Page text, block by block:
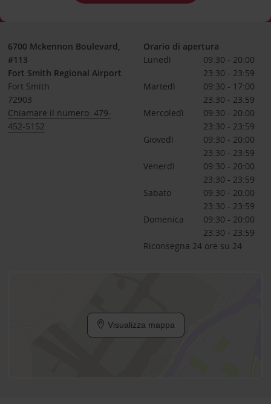
6700 Mckennon Boulevard,
#113
Fort Smith Regional Airport
Fort Smith
72903
Chiamare il numero: 479-
452-5152
Orario di apertura
Lunedì
09:30 - 20:00
23:30 - 23:59
Martedì
09:30 - 17:00
23:30 - 23:59
Mercoledì
09:30 - 20:00
23:30 - 23:59
Giovedì
09:30 - 20:00
23:30 - 23:59
Venerdì
09:30 - 20:00
23:30 - 23:59
Sabato
09:30 - 20:00
23:30 - 23:59
Domenica
09:30 - 20:00
23:30 - 23:59
Riconsegna 24 ore su 24
Visualizza mappa